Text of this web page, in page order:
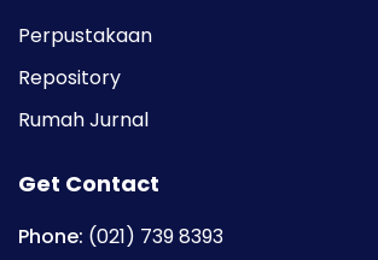
Perpustakaan
Repository
Rumah Jurnal
Get Contact
Phone: (021) 739 8393